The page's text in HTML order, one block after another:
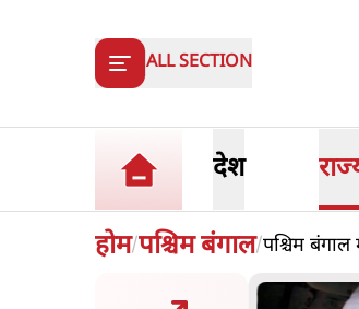
ALL SECTION
देश
होम/पश्चिम बंगाल/पश्चिम बंगाल
बोले- 'जेन ज़ी पर आँख